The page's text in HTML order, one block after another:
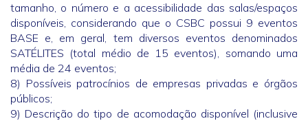
tamanho, o número e a acessibilidade das salas/espaços
disponíveis, considerando que o CSBC possui 9 eventos
BASE e, em geral, tem diversos eventos denominados
SATÉLITES (total médio de 15 eventos), somando uma
média de 24 eventos;
8) Possíveis patrocínios de empresas privadas e órgãos
públicos;
9) Descrição do tipo de acomodação disponível (inclusive